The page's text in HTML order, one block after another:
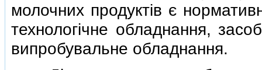
молочних продуктiв є
технологiчне обладнання,
випробувальне обладнання.